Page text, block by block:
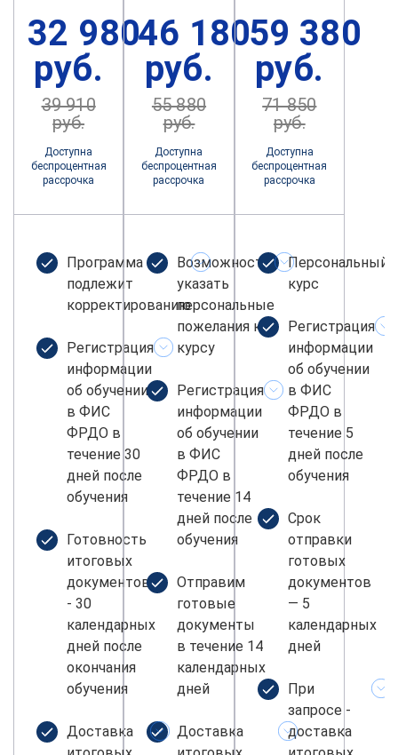
32 980
руб.
39 910
руб.
Доступна
беспроцентная
рассрочка
Программа не
подлежит
корректированию
Регистрация
информации
об обучении
в ФИС
ФРДО в
течение 30
дней после
обучения
Готовность
итоговых
документов
- 30
календарных
дней после
окончания
обучения
Доставка
46 180
руб.
55 880
руб.
Доступна
беспроцентная
рассрочка
Возможность
указать
персональные
пожелания к
курсу
Регистрация
информации
об обучении
в ФИС
ФРДО в
течение 14
дней после
обучения
Отправим
готовые
документы
в течение 14
календарных
дней
Доставка
59 380
руб.
71 850
руб.
Доступна
беспроцентная
рассрочка
Персональный
курс
Регистрация
информации
об обучении
в ФИС
ФРДО в
течение 5
дней после
обучения
Срок
отправки
готовых
документов
— 5
календарных
дней
При
запросе -
доставка